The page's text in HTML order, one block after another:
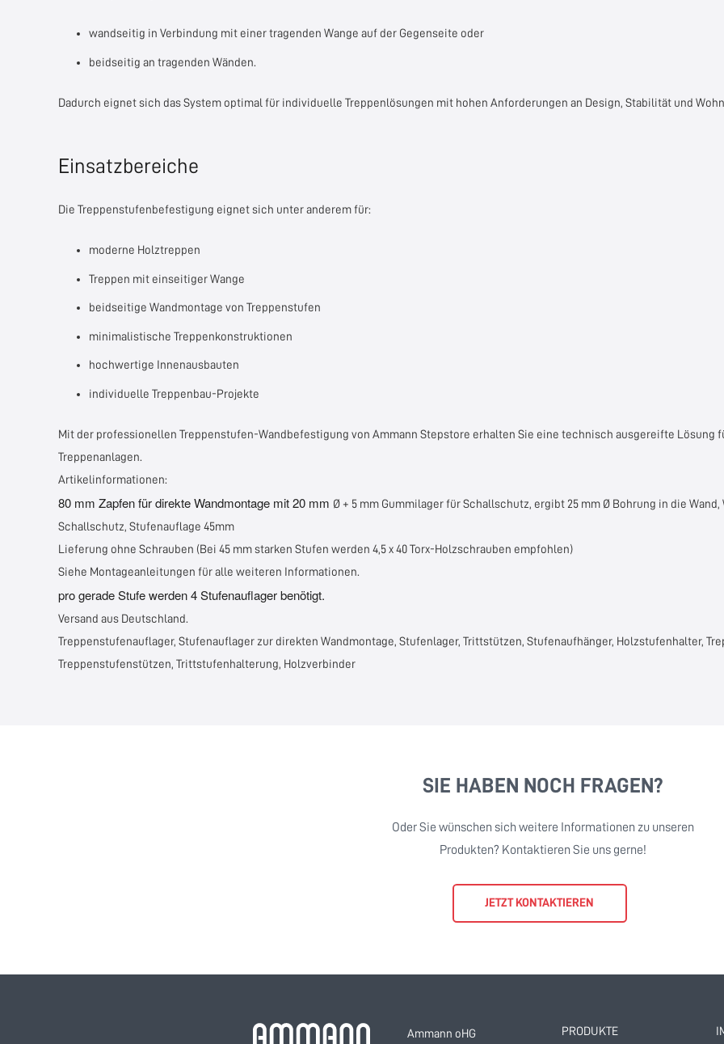
wandseitig in Verbindung mit einer tragenden Wange auf der Gegenseite oder
beidseitig an tragenden Wänden.
Dadurch eignet sich das System optimal für individuelle Treppenlösungen mit hohen Anforderungen an Design, Stabilität und
Einsatzbereiche
Die Treppenstufenbefestigung eignet sich unter anderem für:
moderne Holztreppen
Treppen mit einseitiger Wange
beidseitige Wandmontage von Treppenstufen
minimalistische Treppenkonstruktionen
hochwertige Innenausbauten
individuelle Treppenbau-Projekte
Mit der professionellen Treppenstufen-Wandbefestigung von Ammann Stepstore erhalten Sie eine technisch ausgereifte Lösung
Treppenanlagen.
Artikelinformationen:
80 mm Zapfen für direkte Wandmontage mit 20 mm Ø + 5 mm Gummilager für Schallschutz, ergibt 25 mm Ø Bohrung in die
Schallschutz, Stufenauflage 45mm
Lieferung ohne Schrauben (Bei 45 mm starken Stufen werden 4,5 x 40 Torx-Holzschrauben empfohlen)
Siehe Montageanleitungen für alle weiteren Informationen.
pro gerade Stufe werden 4 Stufenauflager benötigt.
Versand aus Deutschland.
Treppenstufenauflager, Stufenauflager zur direkten Wandmontage, Stufenlager, Trittstützen, Stufenaufhänger, Holzstufenhalter,
Treppenstufenstützen, Trittstufenhalterung, Holzverbinder
SIE HABEN NOCH FRAGEN?
Oder Sie wünschen sich weitere Informationen zu unseren
Produkten? Kontaktieren Sie uns gerne!
JETZT KONTAKTIEREN
Ammann oHG PRODUKTE